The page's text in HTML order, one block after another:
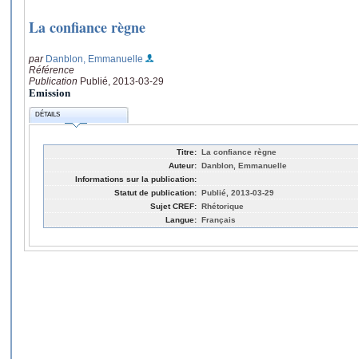
La confiance règne
par Danblon, Emmanuelle
Référence
Publication Publié, 2013-03-29
Emission
DÉTAILS
Titre: La confiance règne
Auteur: Danblon, Emmanuelle
Informations sur la publication:
Statut de publication: Publié, 2013-03-29
Sujet CREF: Rhétorique
Langue: Français